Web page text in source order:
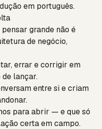
em português.
pensar grande não é
de negócio,
errar e corrigir em
lançar.
entre si e criam
para abrir — e que só
certa em campo.